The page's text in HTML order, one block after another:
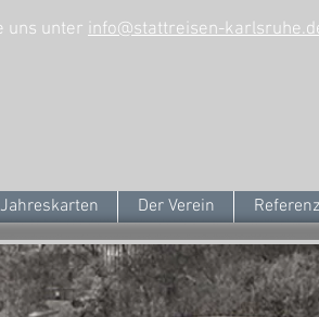
uns unter info@stattreisen-
Der Verein